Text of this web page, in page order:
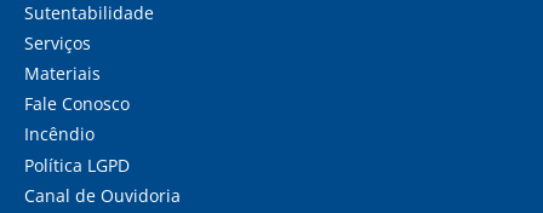
Sutentabilidade
Serviços
Materiais
Fale Conosco
Incêndio
Política LGPD
Canal de Ouvidoria